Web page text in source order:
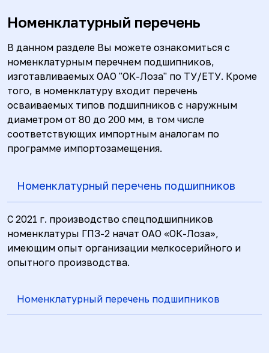
Номенклатурный перечень
В данном разделе Вы можете ознакомиться с
номенклатурным перечнем подшипников,
изготавливаемых ОАО "ОК-Лоза" по ТУ/ЕТУ. Кроме
того, в номенклатуру входит перечень
осваиваемых типов подшипников с наружным
диаметром от 80 до 200 мм, в том числе
соответствующих импортным аналогам по
программе импортозамещения.
Номенклатурный перечень подшипников
С 2021 г. производство спецподшипников
номенклатуры ГПЗ-2 начат ОАО «ОК-Лоза»,
имеющим опыт организации мелкосерийного и
опытного производства.
Номенклатурный перечень подшипников